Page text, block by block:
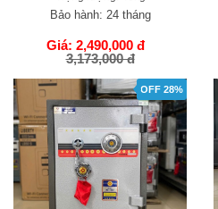
Bảo hành: 24 tháng
Giá: 2,490,000 đ
3,173,000 đ
GIỎ HÀNG
OFF 28%